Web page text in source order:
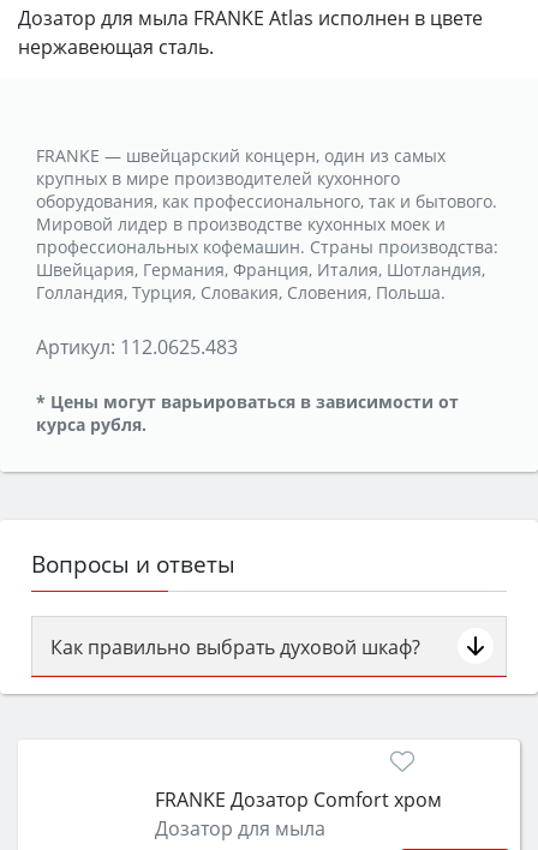
Дозатор для мыла FRANKE Atlas исполнен в цвете
нержавеющая сталь.
FRANKE — швейцарский концерн, один из самых
крупных в мире производителей кухонного
оборудования, как профессионального, так и бытового.
Мировой лидер в производстве кухонных моек и
профессиональных кофемашин. Страны производства:
Швейцария, Германия, Франция, Италия, Шотландия,
Голландия, Турция, Словакия, Словения, Польша.
Артикул: 112.0625.483
* Цены могут варьироваться в зависимости от
курса рубля.
Вопросы и ответы
Как правильно выбрать духовой шкаф?
Сначала определитесь с типом (газовый или
затем смотрите на объём 50–70 л для семьи,
функции (конвекция, гриль, самоочистка,
защита от детей).
FRANKE Дозатор Comfort хром
Дозатор для мыла